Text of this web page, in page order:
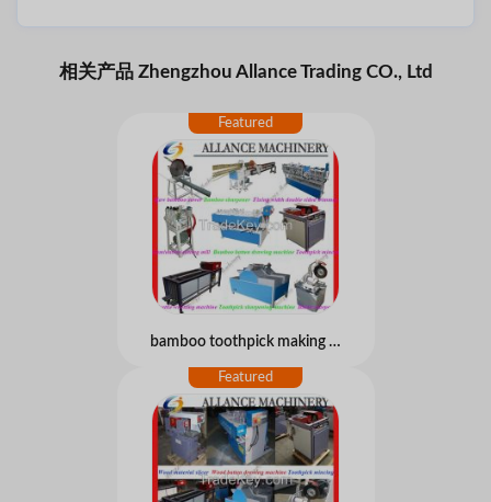
相关产品 Zhengzhou Allance Trading CO., Ltd
bamboo toothpick making machine